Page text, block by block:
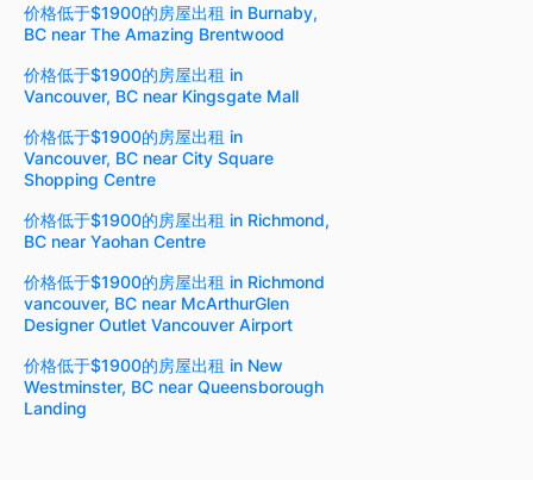
价格低于$1900的房屋出租 in Burnaby,
BC near The Amazing Brentwood
价格低于$1900的房屋出租 in
Vancouver, BC near Kingsgate Mall
价格低于$1900的房屋出租 in
Vancouver, BC near City Square
Shopping Centre
价格低于$1900的房屋出租 in Richmond,
BC near Yaohan Centre
价格低于$1900的房屋出租 in Richmond
vancouver, BC near McArthurGlen
Designer Outlet Vancouver Airport
价格低于$1900的房屋出租 in New
Westminster, BC near Queensborough
Landing